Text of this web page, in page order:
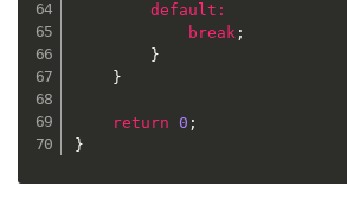
default :
break ;
}
}
return 0 ;
}